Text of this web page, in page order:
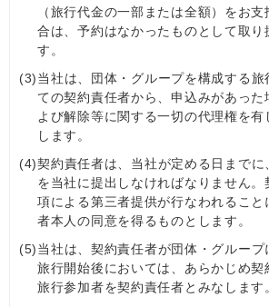
（旅行代金の一部または全額）をお
合は、予約はなかったものとして取り
す。
(3)当社は、団体・グループを構成する旅
ての契約責任者から、申込みがあった
よび解除等に関する一切の代理権を有
します。
(4)契約責任者は、当社が定める日まで
を当社に提出しなければなりません
項による第三者提供が行なわれること
者本人の同意を得るものとします。
(5)当社は、契約責任者が団体・グループ
旅行開始後においては、あらかじめ契
旅行参加者を契約責任者とみなします